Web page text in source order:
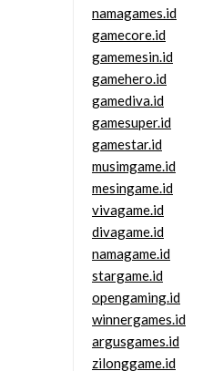
namagames.id
gamecore.id
gamemesin.id
gamehero.id
gamediva.id
gamesuper.id
gamestar.id
musimgame.id
mesingame.id
vivagame.id
divagame.id
namagame.id
stargame.id
opengaming.id
winnergames.id
argusgames.id
zilonggame.id